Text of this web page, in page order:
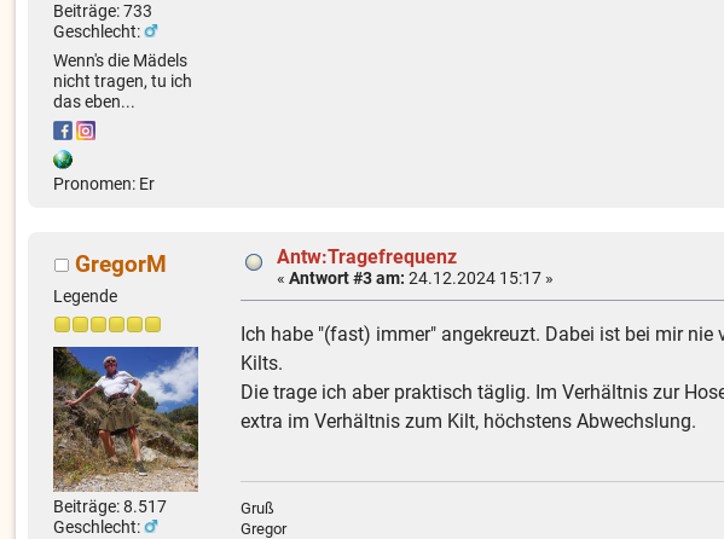
Beiträge: 733
Geschlecht:
Wenn's die Mädels
nicht tragen, tu ich
das eben...
Pronomen: Er
GregorM
Legende
Beiträge: 8.517
Geschlecht:
Antw:Tragefrequenz
«Antwort #3 am: 24.12.2024 15:17 »
Ich habe "(fast) immer" angekreuzt. Dabei ist bei mir
Kilts.
Die trage ich aber praktisch täglig. Im Verhältnis zur
extra im Verhältnis zum Kilt, höchstens Abwechslung.
Gruß
Gregor